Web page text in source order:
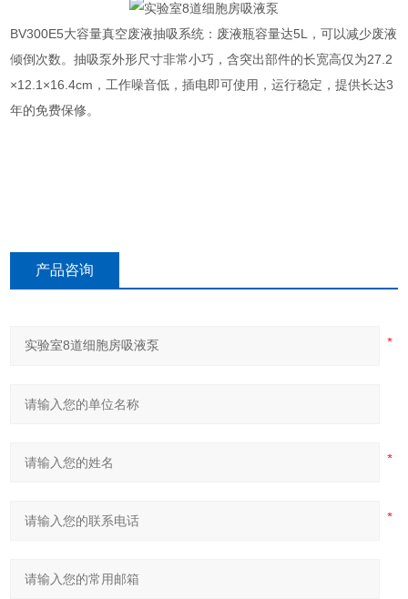
BV300E5大容量真空废液抽吸系统：废液瓶容量达5L，可以减少废液
倾倒次数。抽吸泵外形尺寸非常小巧，含突出部件的长宽高仅为27.2
×12.1×16.4cm，工作噪音低，插电即可使用，运行稳定，提供长达3
年的免费保修。
产品咨询